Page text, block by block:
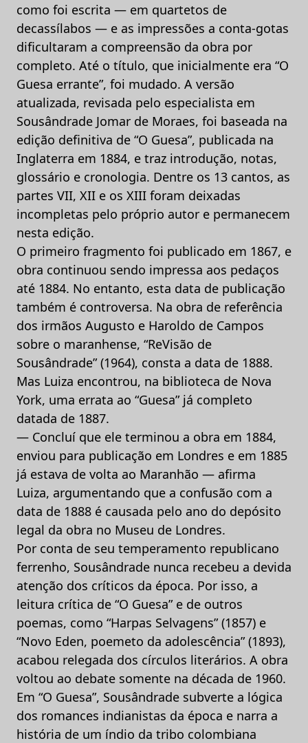
como foi escrita — em quartetos de
decassílabos — e as impressões a conta-gotas
dificultaram a compreensão da obra por
completo. Até o título, que inicialmente era “O
Guesa errante”, foi mudado. A versão
atualizada, revisada pelo especialista em
Sousândrade Jomar de Moraes, foi baseada na
edição definitiva de “O Guesa”, publicada na
Inglaterra em 1884, e traz introdução, notas,
glossário e cronologia. Dentre os 13 cantos, as
partes VII, XII e os XIII foram deixadas
incompletas pelo próprio autor e permanecem
nesta edição.
O primeiro fragmento foi publicado em 1867, e
obra continuou sendo impressa aos pedaços
até 1884. No entanto, esta data de publicação
também é controversa. Na obra de referência
dos irmãos Augusto e Haroldo de Campos
sobre o maranhense, “ReVisão de
Sousândrade” (1964), consta a data de 1888.
Mas Luiza encontrou, na biblioteca de Nova
York, uma errata ao “Guesa” já completo
datada de 1887.
— Concluí que ele terminou a obra em 1884,
enviou para publicação em Londres e em 1885
já estava de volta ao Maranhão — afirma
Luiza, argumentando que a confusão com a
data de 1888 é causada pelo ano do depósito
legal da obra no Museu de Londres.
Por conta de seu temperamento republicano
ferrenho, Sousândrade nunca recebeu a devida
atenção dos críticos da época. Por isso, a
leitura crítica de “O Guesa” e de outros
poemas, como “Harpas Selvagens” (1857) e
“Novo Eden, poemeto da adolescência” (1893),
acabou relegada dos círculos literários. A obra
voltou ao debate somente na década de 1960.
Em “O Guesa”, Sousândrade subverte a lógica
dos romances indianistas da época e narra a
história de um índio da tribo colombiana